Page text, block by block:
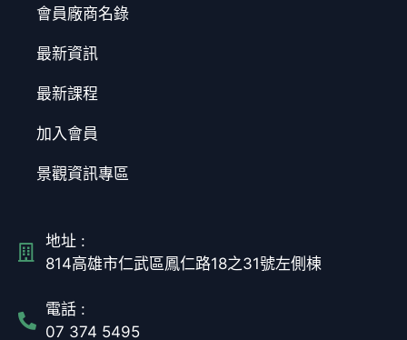
會員廠商名錄
最新資訊
最新課程
加入會員
景觀資訊專區
地址 :
814高雄市仁武區鳳仁路18之31號左側棟
電話 :
07 374 5495